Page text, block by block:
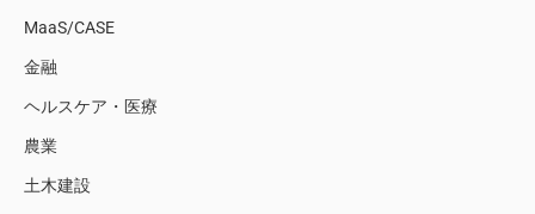
MaaS/CASE
金融
ヘルスケア・医療
農業
土木建設